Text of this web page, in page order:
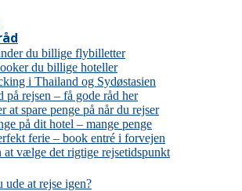
du billige flybilletter
du billige hoteller
i Thailand og Sydøstasien
på rejsen – få gode råd her
at spare penge på når du rejser
på dit hotel – mange penge
ferie – book entré i forvejen
at vælge det rigtige rejsetidspunkt
ude at rejse igen?